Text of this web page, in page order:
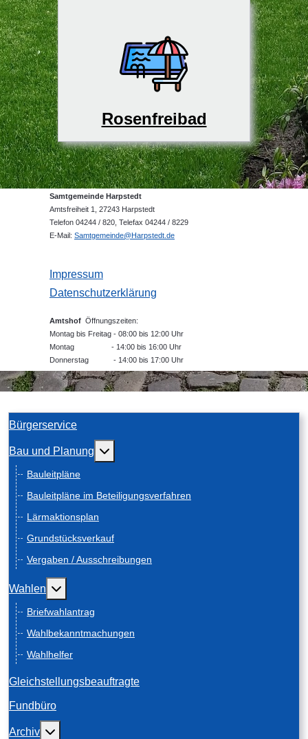
Rosenfreibad
Samtgemeinde Harpstedt
Amtsfreiheit 1, 27243 Harpstedt
Telefon 04244 / 820, Telefax 04244 / 8229
E-Mail: Samtgemeinde@Harpstedt.de
Impressum
Datenschutzerklärung
Amtshof Öffnungszeiten:
Montag bis Freitag - 08:00 bis 12:00 Uhr
Montag - 14:00 bis 16:00 Uhr
Donnerstag - 14:00 bis 17:00 Uhr
Bürgerservice
Bau und Planung Weitere Informationen: Bau und Planung
Bauleitpläne
Bauleitpläne im Beteiligungsverfahren
Lärmaktionsplan
Grundstücksverkauf
Vergaben / Ausschreibungen
Wahlen Weitere Informationen: Wahlen
Briefwahlantrag
Wahlbekanntmachungen
Wahlhelfer
Gleichstellungsbeauftragte
Fundbüro
Archiv Weitere Informationen: Archiv